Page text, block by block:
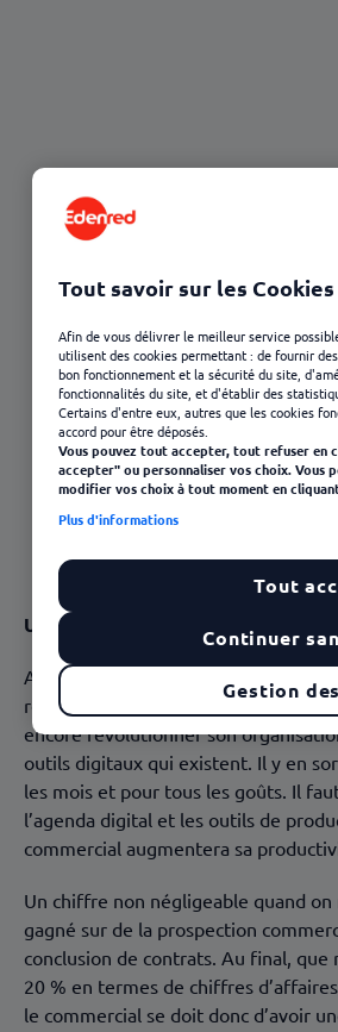
23 janvier 2025
Une organisation optimale
Agendas papier, stabilos et fiches
relégués au second plan. Le
encore révolutionner son
outils digitaux qui existent. Il y en
les mois et pour tous les goûts. Il
l’agenda digital et les outils de
commercial augmentera sa
Un chiffre non négligeable quand
gagné sur de la prospection
conclusion de contrats. Au final, que
20 % en termes de chiffres
le commercial se doit donc d’avoir
Tout savoir sur les Cookies
Afin de vous délivrer le meilleur service
utilisent des cookies permettant : de fournir
bon fonctionnement et la sécurité du site,
fonctionnalités du site, et d'établir des
Certains d'entre eux, autres que les cookies
accord pour être déposés.
Vous pouvez tout accepter, tout refuser en
accepter" ou personnaliser vos choix.
modifier vos choix à tout moment en
Plus d'informations
Gestion
Continuer
Tout